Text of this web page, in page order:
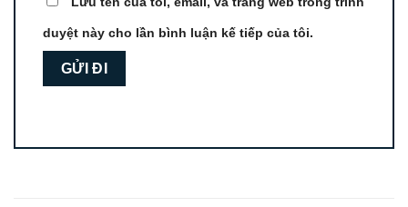
duyệt này cho lần bình luận kế tiếp của tôi.